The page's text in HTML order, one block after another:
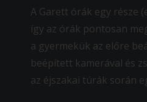
A Garett órák egy része
így az órák pontosan
a gyermekük az előre
beépített kamerával és
az éjszakai túrák során